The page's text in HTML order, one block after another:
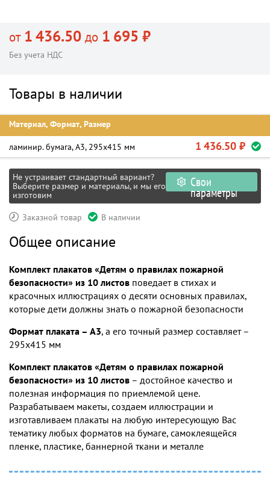
от1 436.50 до 1 695 ₽
Без учета НДС
Товары в наличии
Материал, Формат, Размер
ламинир. бумага, А3, 295х415 мм 1 436.50 ₽
Не устраивает стандартный вариант?
Выберите размер и материалы, и мы его
изготовим
Свои
параметры
Заказной товар В наличии
Общее описание
Комплект плакатов «Детям о правилах пожарной
безопасности» из 10 листов поведает в стихах и
красочных иллюстрациях о десяти основных правилах,
которые дети должны знать о пожарной безопасности
Формат плаката – А3, а его точный размер составляет –
295х415 мм
Комплект плакатов «Детям о правилах пожарной
безопасности» из 10 листов – достойное качество и
полезная информация по приемлемой цене.
Разрабатываем макеты, создаем иллюстрации и
изготавливаем плакаты на любую интересующую Вас
тематику любых форматов на бумаге, самоклеящейся
пленке, пластике, баннерной ткани и металле